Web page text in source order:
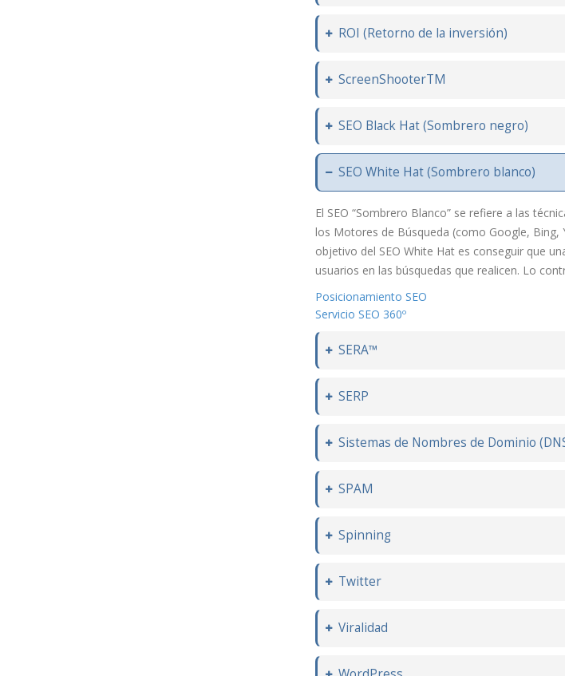
ROI (Retorno de la inversión)
ScreenShooterTM
SEO Black Hat (Sombrero negro)
SEO White Hat (Sombrero blanco)
El SEO “Sombrero Blanco” se refiere a las
los Motores de Búsqueda (como Google, Bing,
objetivo del SEO White Hat es conseguir que
usuarios en las búsquedas que realicen. Lo
Posicionamiento SEO
Servicio SEO 360º
SERA™
SERP
Sistemas de Nombres de Dominio
SPAM
Spinning
Twitter
Viralidad